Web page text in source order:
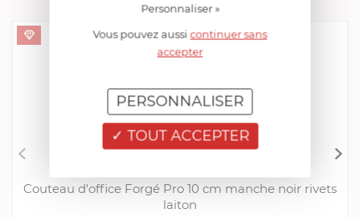
Couteau d'office Forgé Pro 10 cm manche noir rivets
laiton
Personnaliser »
Vous pouvez aussicontinuer sans
accepter
TOUT ACCEPTER
PERSONNALISER